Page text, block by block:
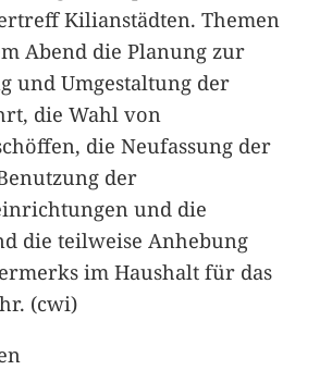
Kilianstädten. Themen
Abend die Planung zur
und Umgestaltung der
die Wahl von
die Neufassung der
der
und die
die teilweise Anhebung
im Haushalt für das
(cwi)